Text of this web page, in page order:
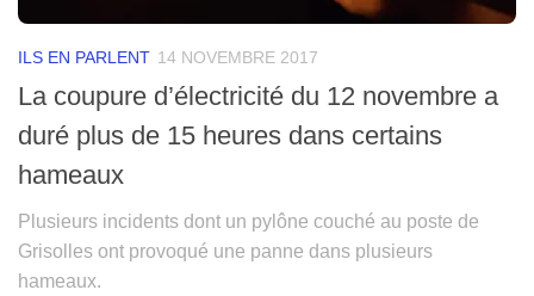
ILS EN PARLENT 14 NOVEMBRE 2017
La coupure d’électricité du 12 novembre a
duré plus de 15 heures dans certains
hameaux
Plusieurs incidents dont un pylône couché au poste de
Grisolles ont provoqué une panne dans plusieurs
hameaux.